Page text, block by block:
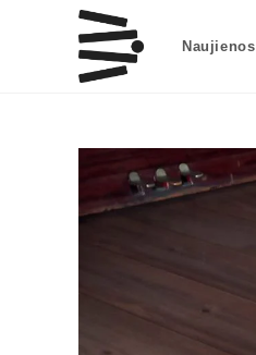
Naujienos